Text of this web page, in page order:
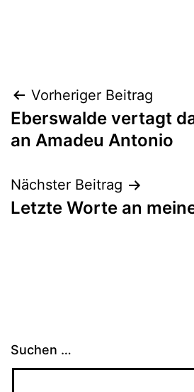
Vorheriger Beitrag
Eberswalde vertagt
an Amadeu Antonio
Nächster Beitrag
Letzte Worte an
Suchen …